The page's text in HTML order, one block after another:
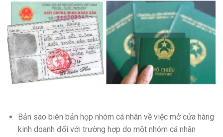
Bản sao biên bản họp nhóm cá nhân về việc mở cửa hàng
kinh doanh đối với trường hợp do một nhóm cá nhân